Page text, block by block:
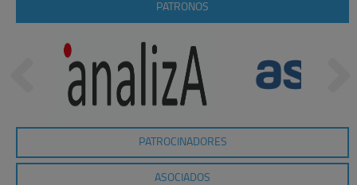
PATRONOS
PATROCINADORES
ASOCIADOS